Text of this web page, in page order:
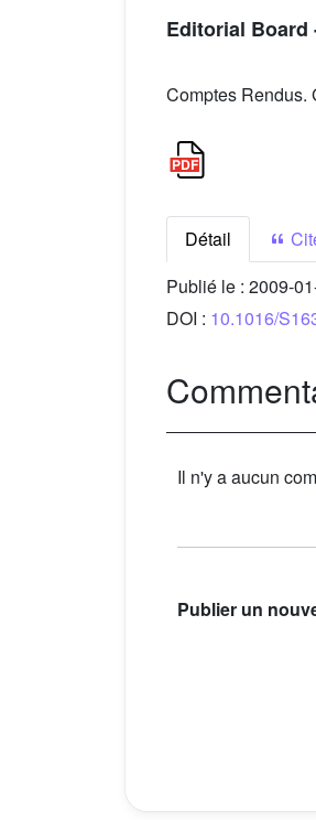
Editorial Board
Comptes Rendus.
Détail
Publié le : 2009-
DOI : 10.1016/
Il n'y a aucun
Publier un